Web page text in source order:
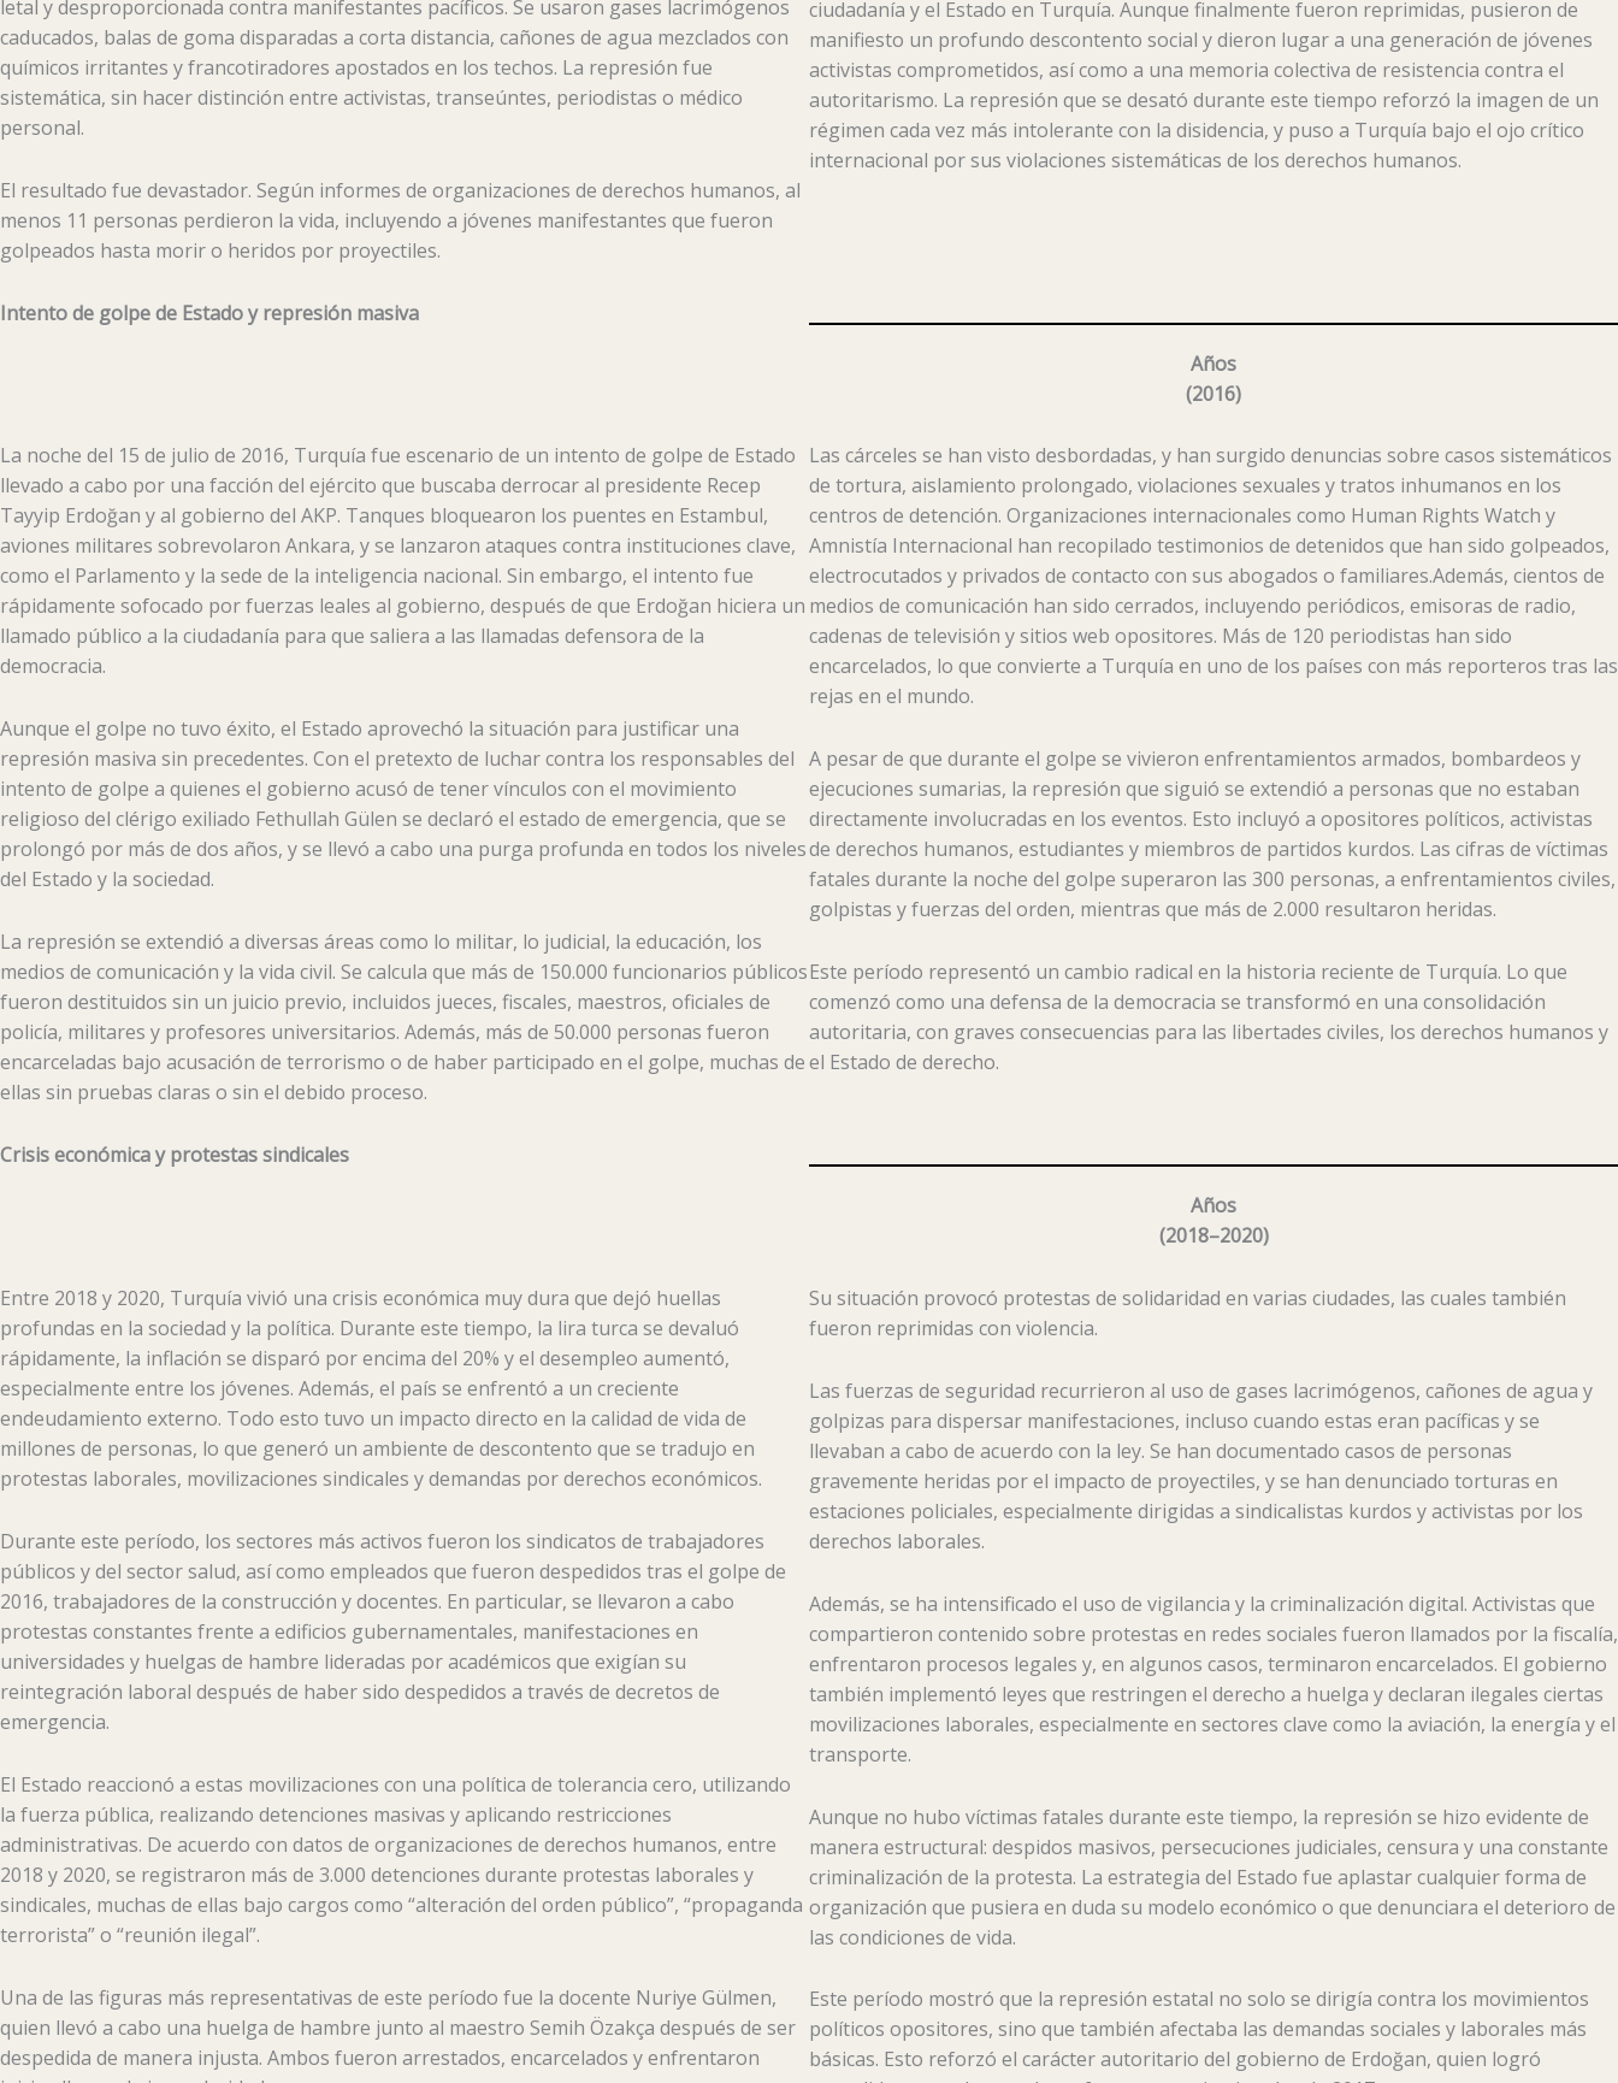
letal y desproporcionada contra manifestantes pacíficos. Se usaron gases lacrimógenos
caducados, balas de goma disparadas a corta distancia, cañones de agua mezclados con
químicos irritantes y francotiradores apostados en los techos. La represión fue
sistemática, sin hacer distinción entre activistas, transeúntes, periodistas o médico
personal.
El resultado fue devastador. Según informes de organizaciones de derechos humanos, al
menos 11 personas perdieron la vida, incluyendo a jóvenes manifestantes que fueron
golpeados hasta morir o heridos por proyectiles.
ciudadanía y el Estado en Turquía. Aunque finalmente fueron reprimidas, pusieron de
manifiesto un profundo descontento social y dieron lugar a una generación de jóvenes
activistas comprometidos, así como a una memoria colectiva de resistencia contra el
autoritarismo. La represión que se desató durante este tiempo reforzó la imagen de un
régimen cada vez más intolerante con la disidencia, y puso a Turquía bajo el ojo crítico
internacional por sus violaciones sistemáticas de los derechos humanos.
Intento de golpe de Estado y represión masiva
Años
(2016)
La noche del 15 de julio de 2016, Turquía fue escenario de un intento de golpe de Estado
llevado a cabo por una facción del ejército que buscaba derrocar al presidente Recep
Tayyip Erdoğan y al gobierno del AKP. Tanques bloquearon los puentes en Estambul,
aviones militares sobrevolaron Ankara, y se lanzaron ataques contra instituciones clave,
como el Parlamento y la sede de la inteligencia nacional. Sin embargo, el intento fue
rápidamente sofocado por fuerzas leales al gobierno, después de que Erdoğan hiciera un
llamado público a la ciudadanía para que saliera a las llamadas defensora de la
democracia.
Aunque el golpe no tuvo éxito, el Estado aprovechó la situación para justificar una
represión masiva sin precedentes. Con el pretexto de luchar contra los responsables del
intento de golpe a quienes el gobierno acusó de tener vínculos con el movimiento
religioso del clérigo exiliado Fethullah Gülen se declaró el estado de emergencia, que se
prolongó por más de dos años, y se llevó a cabo una purga profunda en todos los niveles
del Estado y la sociedad.
La represión se extendió a diversas áreas como lo militar, lo judicial, la educación, los
medios de comunicación y la vida civil. Se calcula que más de 150.000 funcionarios públicos
fueron destituidos sin un juicio previo, incluidos jueces, fiscales, maestros, oficiales de
policía, militares y profesores universitarios. Además, más de 50.000 personas fueron
encarceladas bajo acusación de terrorismo o de haber participado en el golpe, muchas de
ellas sin pruebas claras o sin el debido proceso.
Las cárceles se han visto desbordadas, y han surgido denuncias sobre casos sistemáticos
de tortura, aislamiento prolongado, violaciones sexuales y tratos inhumanos en los
centros de detención. Organizaciones internacionales como Human Rights Watch y
Amnistía Internacional han recopilado testimonios de detenidos que han sido golpeados,
electrocutados y privados de contacto con sus abogados o familiares.Además, cientos de
medios de comunicación han sido cerrados, incluyendo periódicos, emisoras de radio,
cadenas de televisión y sitios web opositores. Más de 120 periodistas han sido
encarcelados, lo que convierte a Turquía en uno de los países con más reporteros tras las
rejas en el mundo.
A pesar de que durante el golpe se vivieron enfrentamientos armados, bombardeos y
ejecuciones sumarias, la represión que siguió se extendió a personas que no estaban
directamente involucradas en los eventos. Esto incluyó a opositores políticos, activistas
de derechos humanos, estudiantes y miembros de partidos kurdos. Las cifras de víctimas
fatales durante la noche del golpe superaron las 300 personas, a enfrentamientos civiles,
golpistas y fuerzas del orden, mientras que más de 2.000 resultaron heridas.
Este período representó un cambio radical en la historia reciente de Turquía. Lo que
comenzó como una defensa de la democracia se transformó en una consolidación
autoritaria, con graves consecuencias para las libertades civiles, los derechos humanos y
el Estado de derecho.
Crisis económica y protestas sindicales
Años
(2018–2020)
Entre 2018 y 2020, Turquía vivió una crisis económica muy dura que dejó huellas
profundas en la sociedad y la política. Durante este tiempo, la lira turca se devaluó
rápidamente, la inflación se disparó por encima del 20% y el desempleo aumentó,
especialmente entre los jóvenes. Además, el país se enfrentó a un creciente
endeudamiento externo. Todo esto tuvo un impacto directo en la calidad de vida de
millones de personas, lo que generó un ambiente de descontento que se tradujo en
protestas laborales, movilizaciones sindicales y demandas por derechos económicos.
Durante este período, los sectores más activos fueron los sindicatos de trabajadores
públicos y del sector salud, así como empleados que fueron despedidos tras el golpe de
2016, trabajadores de la construcción y docentes. En particular, se llevaron a cabo
protestas constantes frente a edificios gubernamentales, manifestaciones en
universidades y huelgas de hambre lideradas por académicos que exigían su
reintegración laboral después de haber sido despedidos a través de decretos de
emergencia.
El Estado reaccionó a estas movilizaciones con una política de tolerancia cero, utilizando
la fuerza pública, realizando detenciones masivas y aplicando restricciones
administrativas. De acuerdo con datos de organizaciones de derechos humanos, entre
2018 y 2020, se registraron más de 3.000 detenciones durante protestas laborales y
sindicales, muchas de ellas bajo cargos como “alteración del orden público”, “propaganda
terrorista” o “reunión ilegal”.
Una de las figuras más representativas de este período fue la docente Nuriye Gülmen,
quien llevó a cabo una huelga de hambre junto al maestro Semih Özakça después de ser
despedida de manera injusta. Ambos fueron arrestados, encarcelados y enfrentaron
Su situación provocó protestas de solidaridad en varias ciudades, las cuales también
fueron reprimidas con violencia.
Las fuerzas de seguridad recurrieron al uso de gases lacrimógenos, cañones de agua y
golpizas para dispersar manifestaciones, incluso cuando estas eran pacíficas y se
llevaban a cabo de acuerdo con la ley. Se han documentado casos de personas
gravemente heridas por el impacto de proyectiles, y se han denunciado torturas en
estaciones policiales, especialmente dirigidas a sindicalistas kurdos y activistas por los
derechos laborales.
Además, se ha intensificado el uso de vigilancia y la criminalización digital. Activistas que
compartieron contenido sobre protestas en redes sociales fueron llamados por la fiscalía,
enfrentaron procesos legales y, en algunos casos, terminaron encarcelados. El gobierno
también implementó leyes que restringen el derecho a huelga y declaran ilegales ciertas
movilizaciones laborales, especialmente en sectores clave como la aviación, la energía y el
transporte.
Aunque no hubo víctimas fatales durante este tiempo, la represión se hizo evidente de
manera estructural: despidos masivos, persecuciones judiciales, censura y una constante
criminalización de la protesta. La estrategia del Estado fue aplastar cualquier forma de
organización que pusiera en duda su modelo económico o que denunciara el deterioro de
las condiciones de vida.
Este período mostró que la represión estatal no solo se dirigía contra los movimientos
políticos opositores, sino que también afectaba las demandas sociales y laborales más
básicas. Esto reforzó el carácter autoritario del gobierno de Erdoğan, quien logró